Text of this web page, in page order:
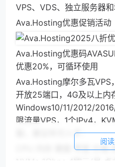
VPS、VDS、独立服务器和
Ava.Hosting优惠促销活动
Ava.Hosting优惠
优惠20%，可循环使用
Ava.Hosting摩尔多瓦VPS
开放25端口，4G及以上内
Windows10/11/2012/
限流量VPS，1个IPv4，
御，建议年付入手：
CPU 内存 硬盘 带宽 价格
NVMe 1Gbps 4欧元/月 点
阅